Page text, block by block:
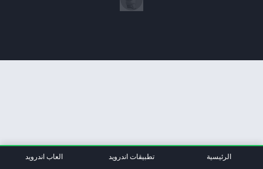
الرئيسية تطبيقات اندرويد العاب اندرويد